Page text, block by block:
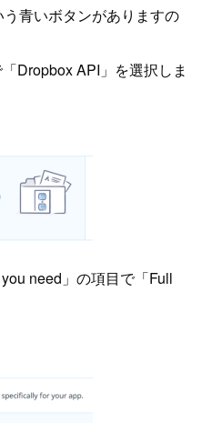
青いボタンがありますの
Dropbox API」を選択しま
need」の項目で「Full